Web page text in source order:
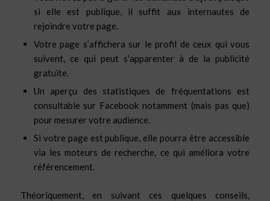
si elle est publique, il suffit aux internautes de
rejoindre votre page.
Votre page s’affichera sur le profil de ceux qui vous
suivent, ce qui peut s’apparenter à de la publicité
gratuite.
Un aperçu des statistiques de fréquentations est
consultable sur Facebook notamment (mais pas que)
pour mesurer votre audience.
Si votre page est publique, elle pourra être accessible
via les moteurs de recherche, ce qui améliora votre
référencement.
Théoriquement, en suivant ces quelques conseils,